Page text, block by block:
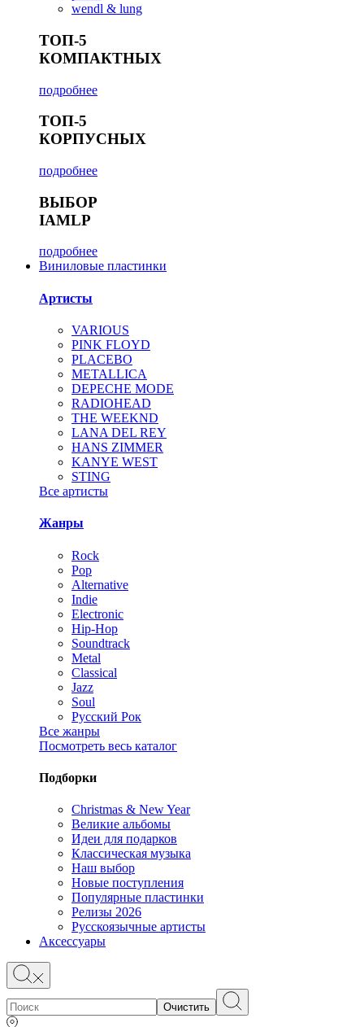
wendl & lung
ТОП-5
КОМПАКТНЫХ
подробнее
ТОП-5
КОРПУСНЫХ
подробнее
ВЫБОР
IAMLP
подробнее
Виниловые пластинки
Артисты
VARIOUS
PINK FLOYD
PLACEBO
METALLICA
DEPECHE MODE
RADIOHEAD
THE WEEKND
LANA DEL REY
HANS ZIMMER
KANYE WEST
STING
Все артисты
Жанры
Rock
Pop
Alternative
Indie
Electronic
Hip-Hop
Soundtrack
Metal
Classical
Jazz
Soul
Русский Рок
Все жанры
Посмотреть весь каталог
Подборки
Christmas & New Year
Великие альбомы
Идеи для подарков
Классическая музыка
Наш выбор
Новые поступления
Популярные пластинки
Релизы 2026
Русскоязычные артисты
Аксессуары
Очистить